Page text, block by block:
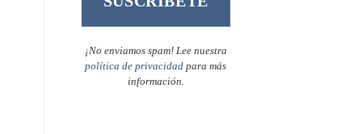
¡No enviamos spam! Lee nuestra
política de privacidad para más
información.